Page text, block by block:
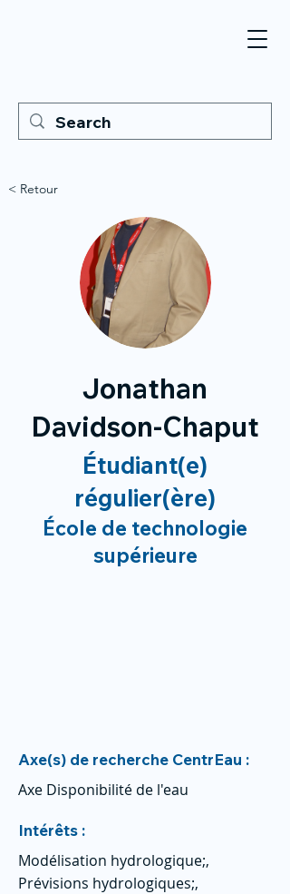
< Retour
Jonathan
Davidson-Chaput
Étudiant(e)
régulier(ère)
École de technologie
supérieure
Axe(s) de recherche CentrEau :
Axe Disponibilité de l'eau
Intérêts :
Modélisation hydrologique;,
Prévisions hydrologiques;,